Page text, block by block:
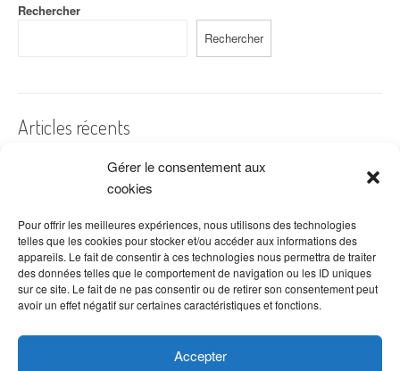
Gérer le consentement aux
cookies
Pour offrir les meilleures expériences, nous utilisons des technologies
telles que les cookies pour stocker et/ou accéder aux informations des
appareils. Le fait de consentir à ces technologies nous permettra de traiter
des données telles que le comportement de navigation ou les ID uniques
sur ce site. Le fait de ne pas consentir ou de retirer son consentement peut
avoir un effet négatif sur certaines caractéristiques et fonctions.
Accepter
Rechercher
Rechercher
Articles récents
A quelles dates de l’année offre-t-on des fleurs ?
Les fleurs préférées des Français
Combien de fois arroser un cactus ?
Quelles fleurs offrir pour la fête des mères ?
Idées de décoration avec fleurs séchées